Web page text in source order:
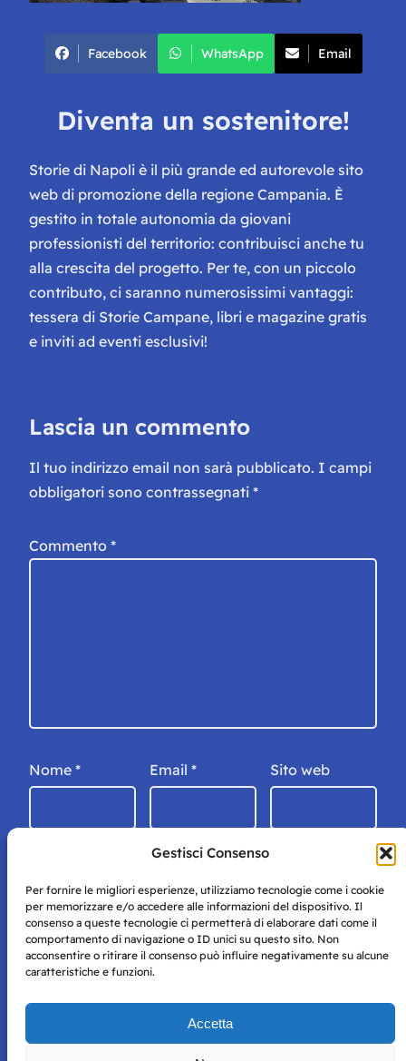
Gestisci Consenso
Per fornire le migliori esperienze, utilizziamo tecnologie come i cookie
per memorizzare e/o accedere alle informazioni del dispositivo. Il
consenso a queste tecnologie ci permetterà di elaborare dati come il
comportamento di navigazione o ID unici su questo sito. Non
acconsentire o ritirare il consenso può influire negativamente su alcune
caratteristiche e funzioni.
Accetta
Facebook WhatsApp Email
Diventa un sostenitore!
Storie di Napoli è il più grande ed autorevole sito
web di promozione della regione Campania. È
gestito in totale autonomia da giovani
professionisti del territorio: contribuisci anche tu
alla crescita del progetto. Per te, con un piccolo
contributo, ci saranno numerosissimi vantaggi:
tessera di Storie Campane, libri e magazine gratis
e inviti ad eventi esclusivi!
Lascia un commento
Il tuo indirizzo email non sarà pubblicato. I campi
obbligatori sono contrassegnati *
Commento *
Nome * Email * Sito web
Storie di Napoli è una testata registrata presso il tribunale di